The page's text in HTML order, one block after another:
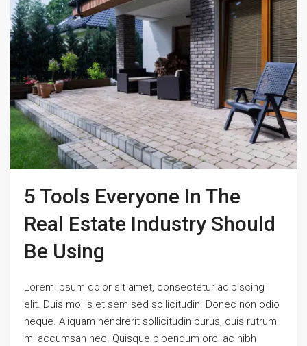
5 Tools Everyone In The
Real Estate Industry Should
Be Using
Lorem ipsum dolor sit amet, consectetur adipiscing
elit. Duis mollis et sem sed sollicitudin. Donec non odio
neque. Aliquam hendrerit sollicitudin purus, quis rutrum
mi accumsan nec. Quisque bibendum orci ac nibh